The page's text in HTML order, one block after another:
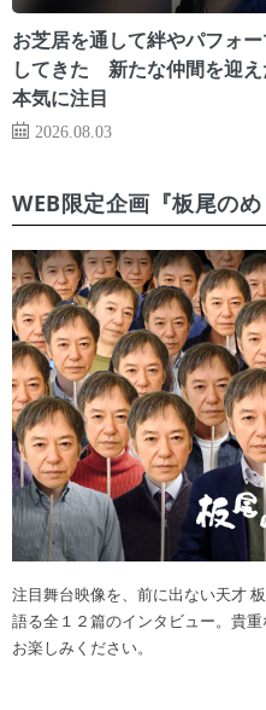
お芝居を通して絆やパフォ
してきた 新たな仲間を迎え
本気に注目
2026.08.03
WEB限定企画『板尾の
注目舞台映像を、前に出ない天才
語る全１２篇のインタビュー。貴
お楽しみください。